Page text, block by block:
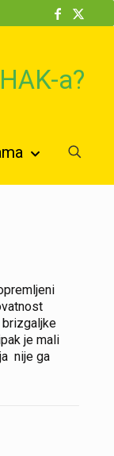
a?
brizgaljke
je mali
nije ga